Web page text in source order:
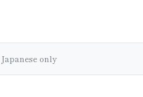
only